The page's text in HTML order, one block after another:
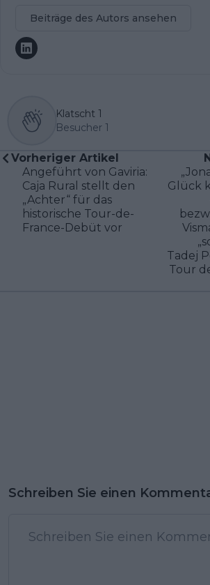
Beiträge des Autors ansehen
Klatscht 1
Besucher 1
Vorheriger Artikel
Angeführt von Gaviria:
Caja Rural stellt den
„Achter“ für das
historische Tour-de-
France-Debüt vor
Glück
Tadej
Tour
Schreiben Sie einen